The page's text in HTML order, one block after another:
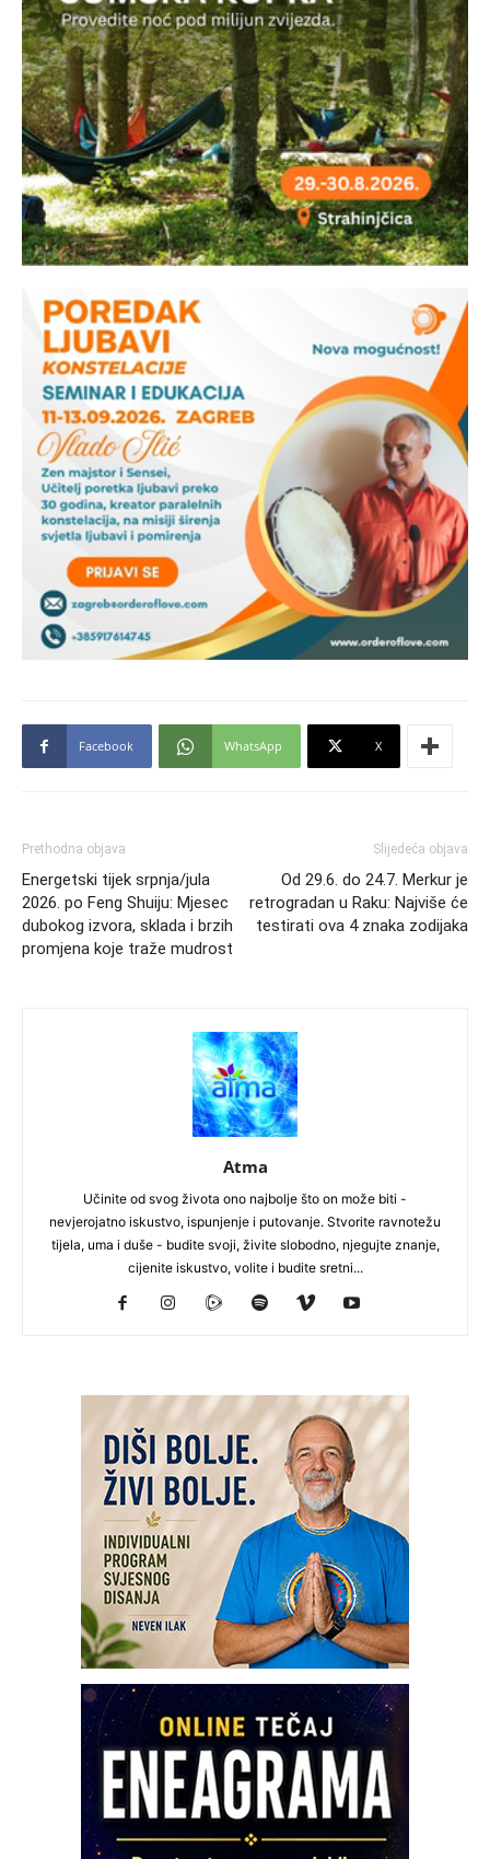
Facebook WhatsApp X
Prethodna objava
Energetski tijek srpnja/jula
2026. po Feng Shuiju: Mjesec
dubokog izvora, sklada i brzih
promjena koje traže mudrost
Slijedeća objava
Od 29.6. do 24.7. Merkur je
retrogradan u Raku: Najviše će
testirati ova 4 znaka zodijaka
Atma
Učinite od svog života ono najbolje što on može biti -
nevjerojatno iskustvo, ispunjenje i putovanje. Stvorite ravnotežu
tijela, uma i duše - budite svoji, živite slobodno, njegujte znanje,
cijenite iskustvo, volite i budite sretni...